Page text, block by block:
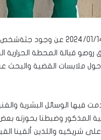
أبلغت مفوضية عرفات 2 صباح
قبالة المحطة الحرارية
ملابسات القضية
الوسائل البشرية
المذكور وضبطنا بحوزته
على شريكيه واللذين